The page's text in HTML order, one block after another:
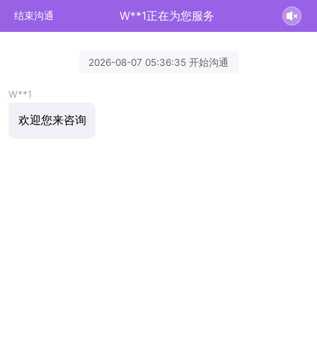
结束沟通 W**1正在为您服务
2026-08-07 05:36:35 开始沟通
W**1
欢迎您来咨询